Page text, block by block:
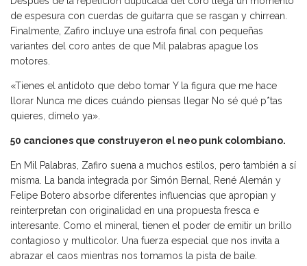
de espesura con cuerdas de guitarra que se rasgan y chirrean.
Finalmente, Zafiro incluye una estrofa final con pequeñas
variantes del coro antes de que Mil palabras apague los
motores.
«Tienes el antídoto que debo tomar Y la figura que me hace
llorar Nunca me dices cuándo piensas llegar No sé qué p*tas
quieres, dímelo ya».
50 canciones que construyeron el neo punk colombiano.
En Mil Palabras, Zafiro suena a muchos estilos, pero también a sí
misma. La banda integrada por Simón Bernal, René Alemán y
Felipe Botero absorbe diferentes influencias que apropian y
reinterpretan con originalidad en una propuesta fresca e
interesante. Como el mineral, tienen el poder de emitir un brillo
contagioso y multicolor. Una fuerza especial que nos invita a
abrazar el caos mientras nos tomamos la pista de baile.